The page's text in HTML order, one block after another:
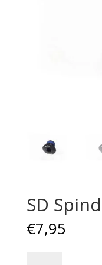
SD
€7,95